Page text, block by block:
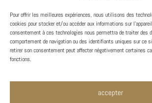
Pour offrir les meilleures expériences, nous utilisons des
cookies pour stocker et/ou accéder aux informations sur
consentement à ces technologies nous permettra de traiter des
comportement de navigation ou des identifiants uniques sur ce
retirer son consentement peut affecter négativement certaines
fonctions.
accepter
Avís Legal·Política de privadesa·Política de Cookies
Design